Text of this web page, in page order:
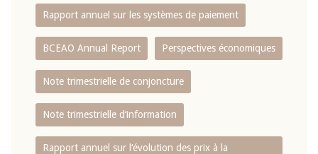
Rapport annuel sur les systèmes de paiement
BCEAO Annual Report Perspectives économiques
Note trimestrielle de conjoncture
Note trimestrielle d‘information
Rapport annuel sur l‘évolution des prix à la